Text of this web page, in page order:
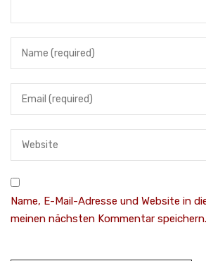
Name, E-Mail-Adresse und Website in
meinen nächsten Kommentar speichern.